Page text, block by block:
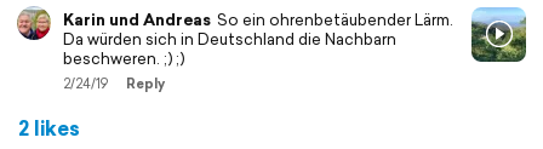
Karin und Andreas So ein ohrenbetäubender Lärm.
Da würden sich in Deutschland die Nachbarn
beschweren. ;) ;)
2/24/19 Reply
2 likes